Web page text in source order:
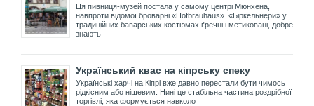
Ця пивниця-музей постала у самому центрі Мюнхена,
навпроти відомої броварні «Hofbrauhaus». «Біркельнери» у
традиційних баварських костюмах ґречні і метиковані, добре
знають
Український квас на кіпрську спеку
Українські харчі на Кіпрі вже давно перестали бути чимось
рідкісним або нішевим. Нині це стабільна частина роздрібної
торгівлі, яка формується навколо